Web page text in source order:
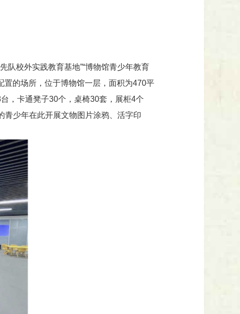
队校外实践教育基地”“博物馆青少年教育
置的场所，位于博物馆一层，面积为470平
，卡通凳子30个，桌椅30套，展柜4个
青少年在此开展文物图片涂鸦、活字印